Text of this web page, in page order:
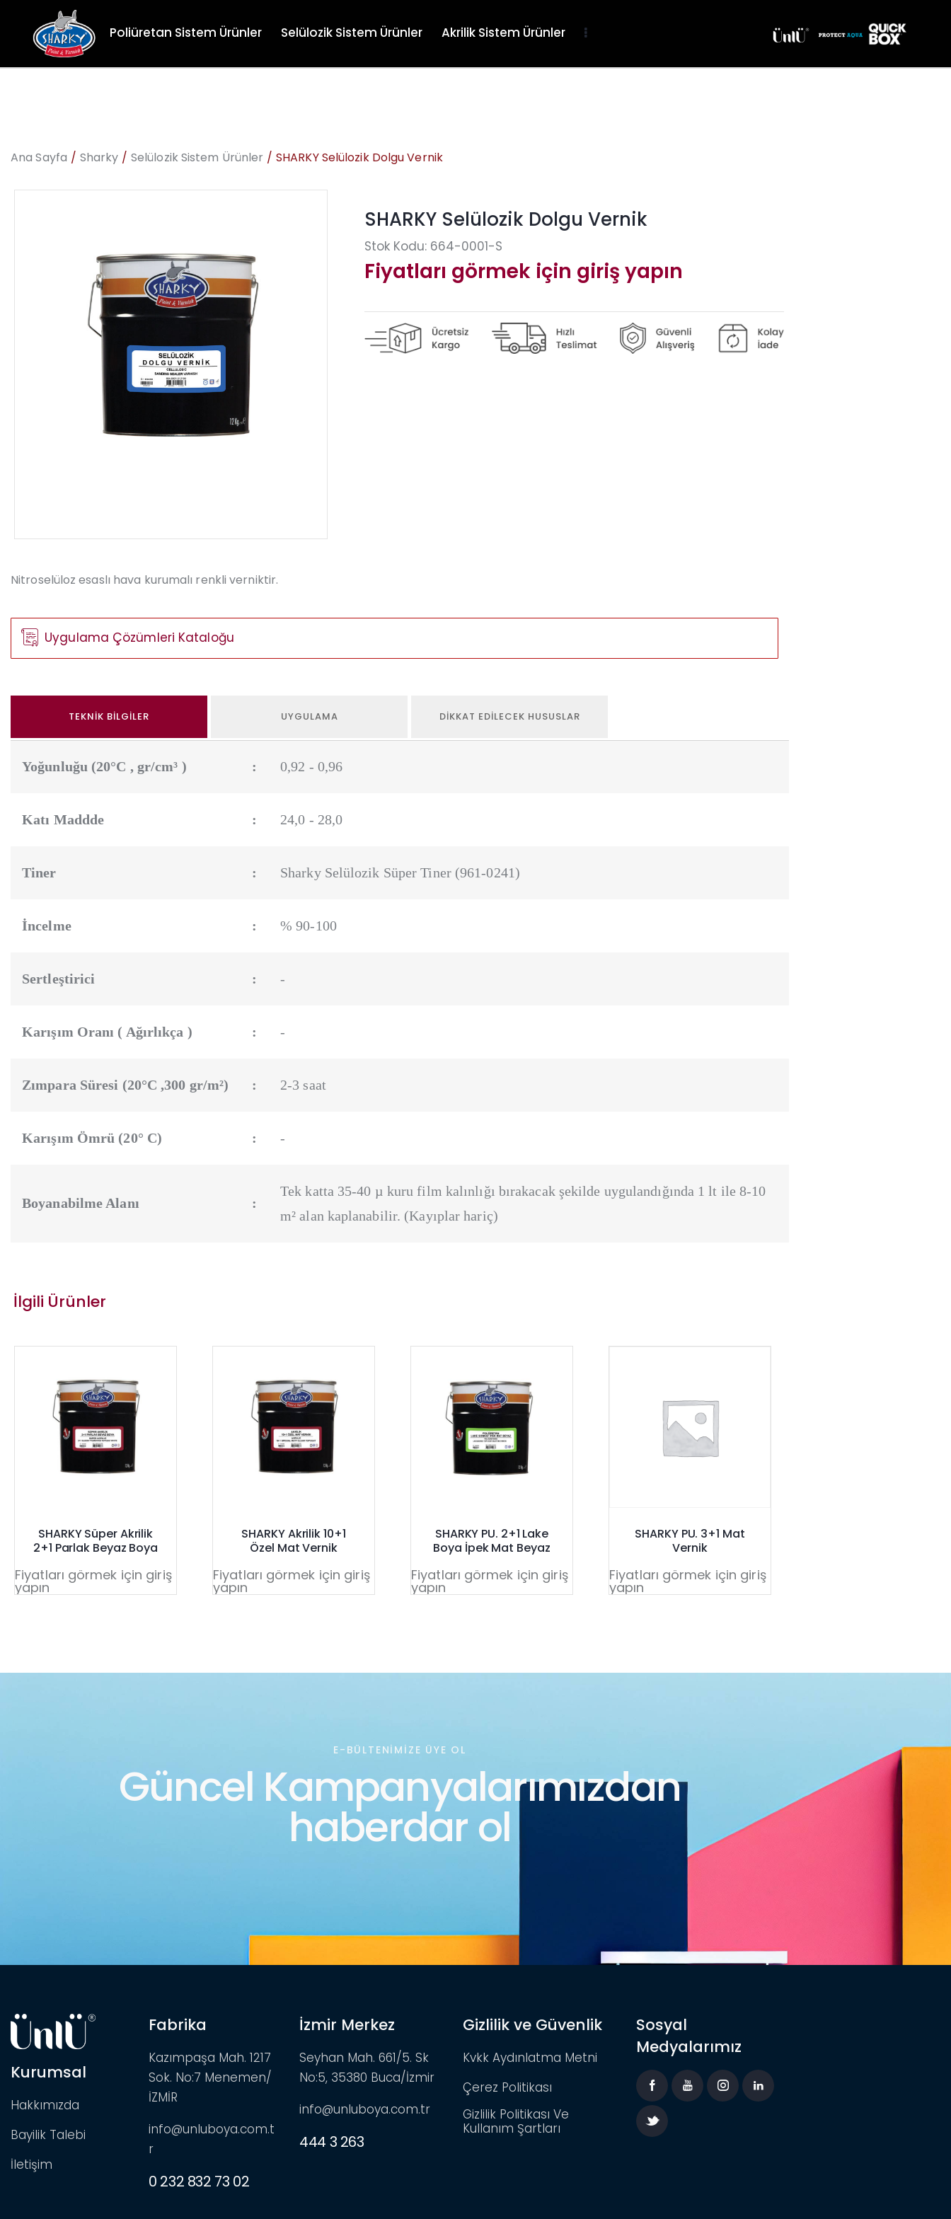
Poliüretan Sistem Ürünler Selülozik Sistem Ürünler Akrilik Sistem Ürünler
Ana Sayfa Sharky Selülozik Sistem Ürünler SHARKY Selülozik Dolgu Vernik
SHARKY Selülozik Dolgu Vernik
Stok Kodu: 664-0001-S
Fiyatları görmek için giriş yapın
Nitroselüloz esaslı hava kurumalı renkli verniktir.
Uygulama Çözümleri Kataloğu
TEKNIK BILGILER UYGULAMA DIKKAT EDILECEK HUSUSLAR
Yoğunluğu (20°C , gr/cm³ ) : 0,92 - 0,96
Katı Maddde : 24,0 - 28,0
Tiner : Sharky Selülozik Süper Tiner (961-0241)
İncelme : % 90-100
Sertleştirici : -
Karışım Oranı ( Ağırlıkça ) : -
Zımpara Süresi (20°C ,300 gr/m²) : 2-3 saat
Karışım Ömrü (20° C) : -
Boyanabilme Alanı :
Tek katta 35-40 µ kuru film kalınlığı bırakacak şekilde uygulandığında 1 lt ile 8-10
m² alan kaplanabilir. (Kayıplar hariç)
İlgili Ürünler
SHARKY Süper Akrilik
2+1 Parlak Beyaz Boya
Fiyatları görmek için giriş
yapın
SHARKY Akrilik 10+1
Özel Mat Vernik
Fiyatları görmek için giriş
yapın
SHARKY PU. 2+1 Lake
Boya İpek Mat Beyaz
Fiyatları görmek için giriş
yapın
SHARKY PU. 3+1 Mat
Vernik
Fiyatları görmek için giriş
yapın
E-BÜLTENIMIZE ÜYE OL
Güncel Kampanyalarımızdan
haberdar ol
Kurumsal
Hakkımızda
Bayilik Talebi
İletişim
Fabrika
Kazımpaşa Mah. 1217
Sok. No:7 Menemen/
İZMİR
info@unluboya.com.t
r
0 232 832 73 02
İzmir Merkez
Seyhan Mah. 661/5. Sk
No:5, 35380 Buca/İzmir
info@unluboya.com.tr
444 3 263
Gizlilik ve Güvenlik
Kvkk Aydınlatma Metni
Çerez Politikası
Gizlilik Politikası Ve
Kullanım Şartları
Sosyal
Medyalarımız